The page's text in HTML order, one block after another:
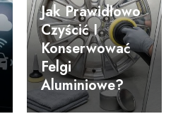
Jak Prawidłowo
Czyścić I
Konserwować
Felgi
Aluminiowe?